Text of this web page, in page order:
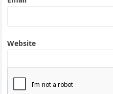
Website